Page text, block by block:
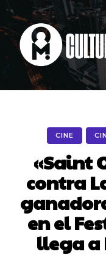
CINE
«Saint
contra
en el
llega a